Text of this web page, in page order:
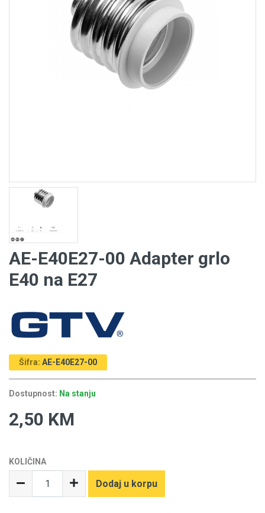
AE-E40E27-00 Adapter grlo
E40 na E27
Šifra: AE-E40E27-00
Dostupnost: Na stanju
2,50 KM
KOLIČINA
Dodaj u korpu